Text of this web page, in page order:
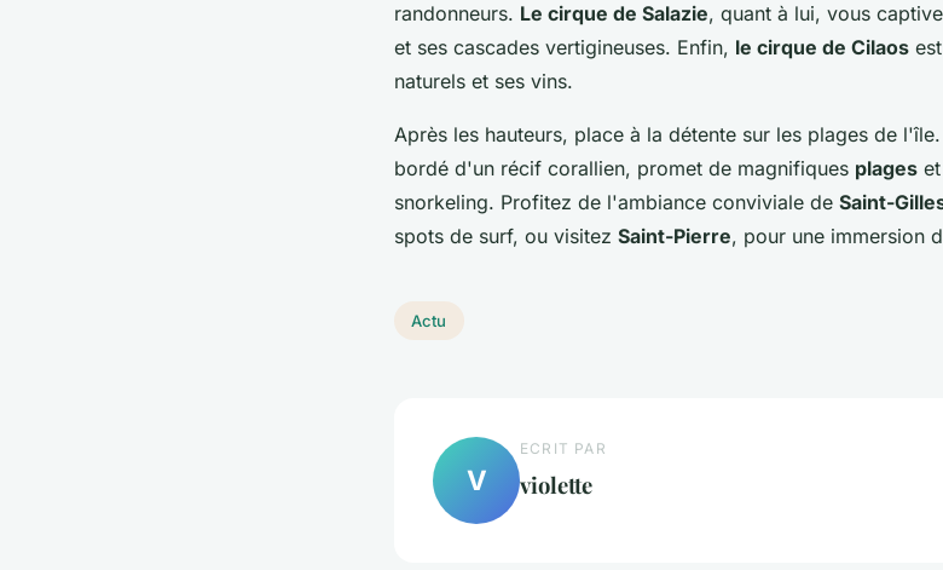
randonneurs. Le cirque de Salazie, quant à lui, vous
et ses cascades vertigineuses. Enfin, le cirque de Cilaos
naturels et ses vins.
Après les hauteurs, place à la détente sur les plages de
bordé d'un récif corallien, promet de magnifiques plages et
snorkeling. Profitez de l'ambiance conviviale de Saint-
spots de surf, ou visitez Saint-Pierre, pour une immersion
Actu
V
ECRIT PAR
violette